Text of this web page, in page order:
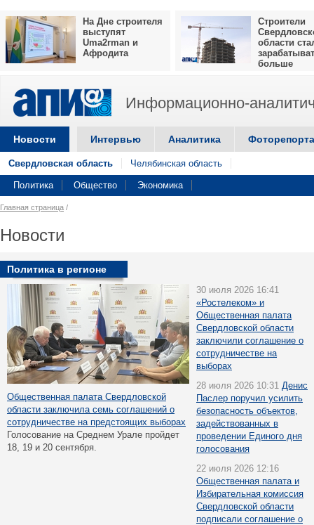
На Дне строителя
выступят
Uma2rman и
Афродита
Строители
области
больше
Информационно-
Новости Интервью Аналитика
Свердловская область Челябинская область
Политика Общество Экономика
Главная страница /
Новости
Политика в регионе
Общественная палата Свердловской
области заключила семь соглашений о
сотрудничестве на предстоящих выборах
Голосование на Среднем Урале пройдет
18, 19 и 20 сентября.
30 июля 2026 16:41
«Ростелеком» и
Общественная палата
Свердловской области
заключили соглашение о
сотрудничестве на
выборах
28 июля 2026 10:31 Денис
Паслер поручил усилить
безопасность объектов,
задействованных в
проведении Единого дня
голосования
22 июля 2026 12:16
Общественная палата и
Избирательная комиссия
Свердловской области
подписали соглашение о